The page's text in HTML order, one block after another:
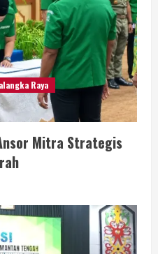
Raya
Mitra Strategis